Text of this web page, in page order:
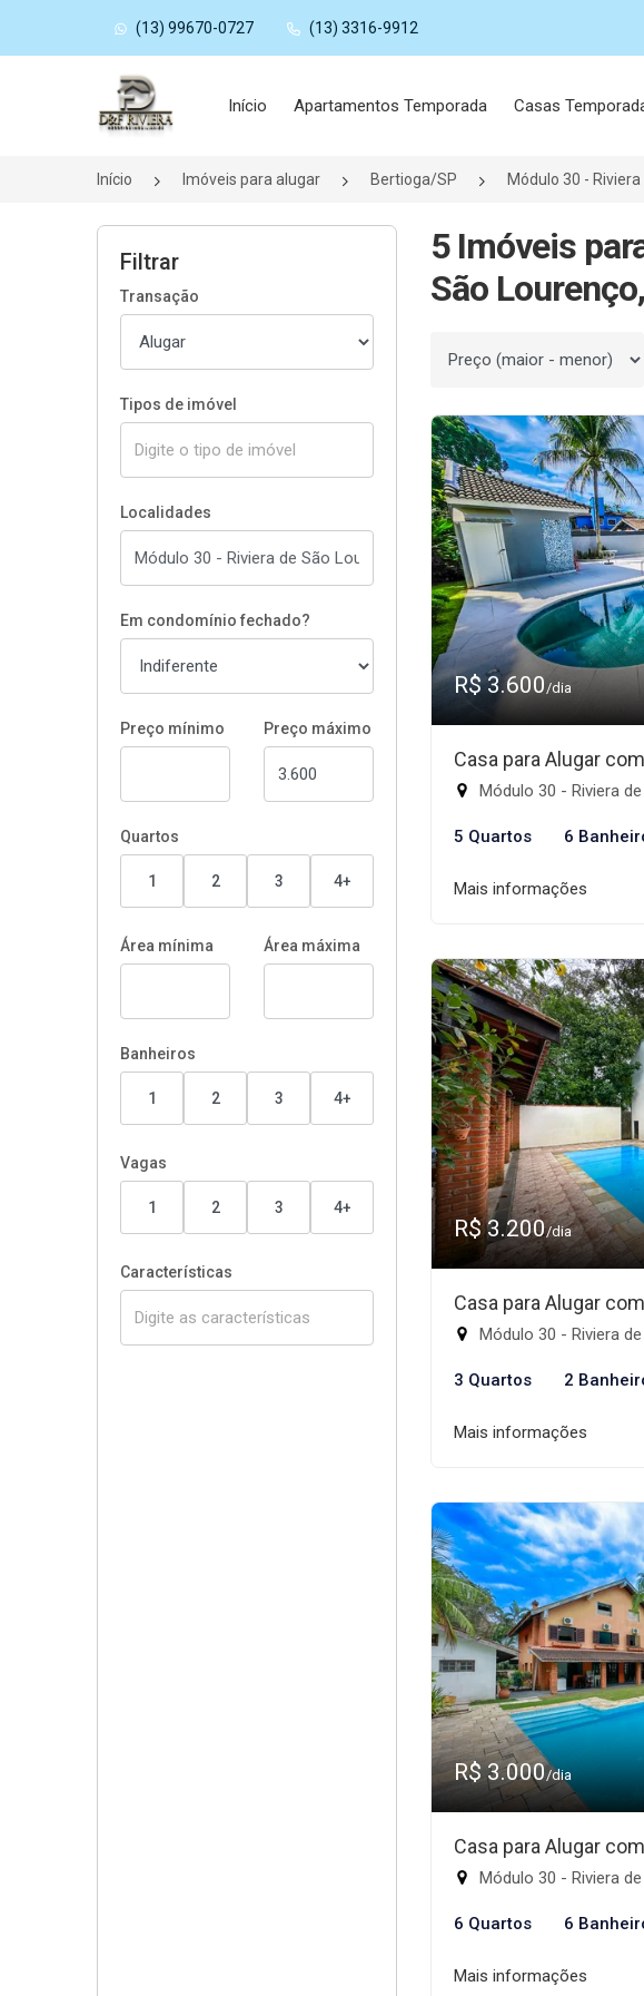
(13) 99670-0727 (13) 3316-9912
Página inicial
Início Apartamentos Temporada Casas
Início Imóveis para alugar Bertioga/SP Módulo 30 -
Filtrar
Transação
Tipos de imóvel
Localidades
Em condomínio fechado?
Preço mínimo Preço máximo
Quartos
1 2 3 4+
Área mínima Área máxima
Banheiros
1 2 3 4+
Vagas
1 2 3 4+
Características
5 Imóveis
São
Ordenar por
R$ 3.600/dia
Casa para Alugar
Módulo 30 - Riviera
5 Quartos 6
Mais informações
R$ 3.200/dia
Casa para Alugar
Módulo 30 - Riviera
3 Quartos 2
Mais informações
R$ 3.000/dia
Casa para Alugar
Módulo 30 - Riviera
6 Quartos 6
Mais informações